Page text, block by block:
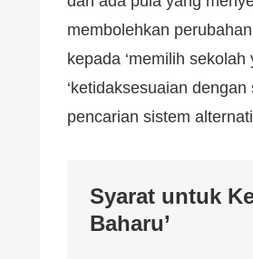
membolehkan
kepada ‘memilih sekolah
‘ketidaksesuaian
pencarian sistem
Syarat untuk
Baharu’